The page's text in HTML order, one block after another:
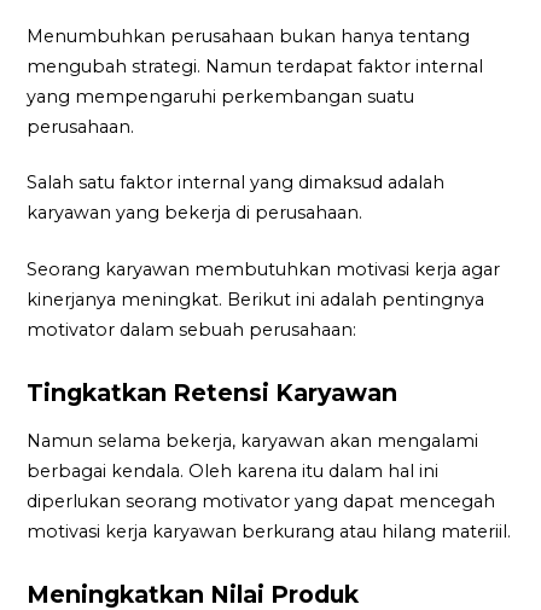
Menumbuhkan perusahaan bukan hanya tentang
mengubah strategi. Namun terdapat faktor internal
yang mempengaruhi perkembangan suatu
perusahaan.
Salah satu faktor internal yang dimaksud adalah
karyawan yang bekerja di perusahaan.
Seorang karyawan membutuhkan motivasi kerja agar
kinerjanya meningkat. Berikut ini adalah pentingnya
motivator dalam sebuah perusahaan:
Tingkatkan Retensi Karyawan
Namun selama bekerja, karyawan akan mengalami
berbagai kendala. Oleh karena itu dalam hal ini
diperlukan seorang motivator yang dapat mencegah
motivasi kerja karyawan berkurang atau hilang materiil.
Meningkatkan Nilai Produk